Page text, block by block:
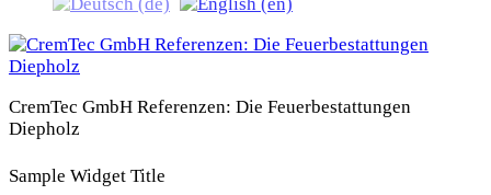
CremTec GmbH Referenzen: Die Feuerbestattungen
Diepholz
Sample Widget Title